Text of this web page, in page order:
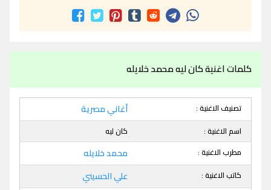
كلمات اغنية كان ليه محمد خلايله
تصنيف الاغنية : أغاني مصرية
اسم الاغنية :
كان ليه
مطرب الاغنية :
محمد خلايله
كاتب الاغنية : علي الحسيني